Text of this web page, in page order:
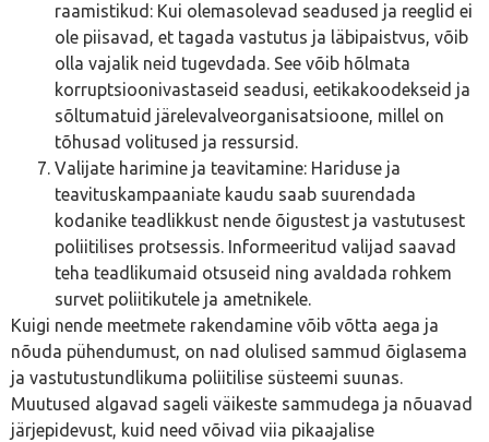
raamistikud: Kui olemasolevad seadused ja reeglid ei
ole piisavad, et tagada vastutus ja läbipaistvus, võib
olla vajalik neid tugevdada. See võib hõlmata
korruptsioonivastaseid seadusi, eetikakoodekseid ja
sõltumatuid järelevalveorganisatsioone, millel on
tõhusad volitused ja ressursid.
Valijate harimine ja teavitamine: Hariduse ja
teavituskampaaniate kaudu saab suurendada
kodanike teadlikkust nende õigustest ja vastutusest
poliitilises protsessis. Informeeritud valijad saavad
teha teadlikumaid otsuseid ning avaldada rohkem
survet poliitikutele ja ametnikele.
Kuigi nende meetmete rakendamine võib võtta aega ja
nõuda pühendumust, on nad olulised sammud õiglasema
ja vastutustundlikuma poliitilise süsteemi suunas.
Muutused algavad sageli väikeste sammudega ja nõuavad
järjepidevust, kuid need võivad viia pikaajalise